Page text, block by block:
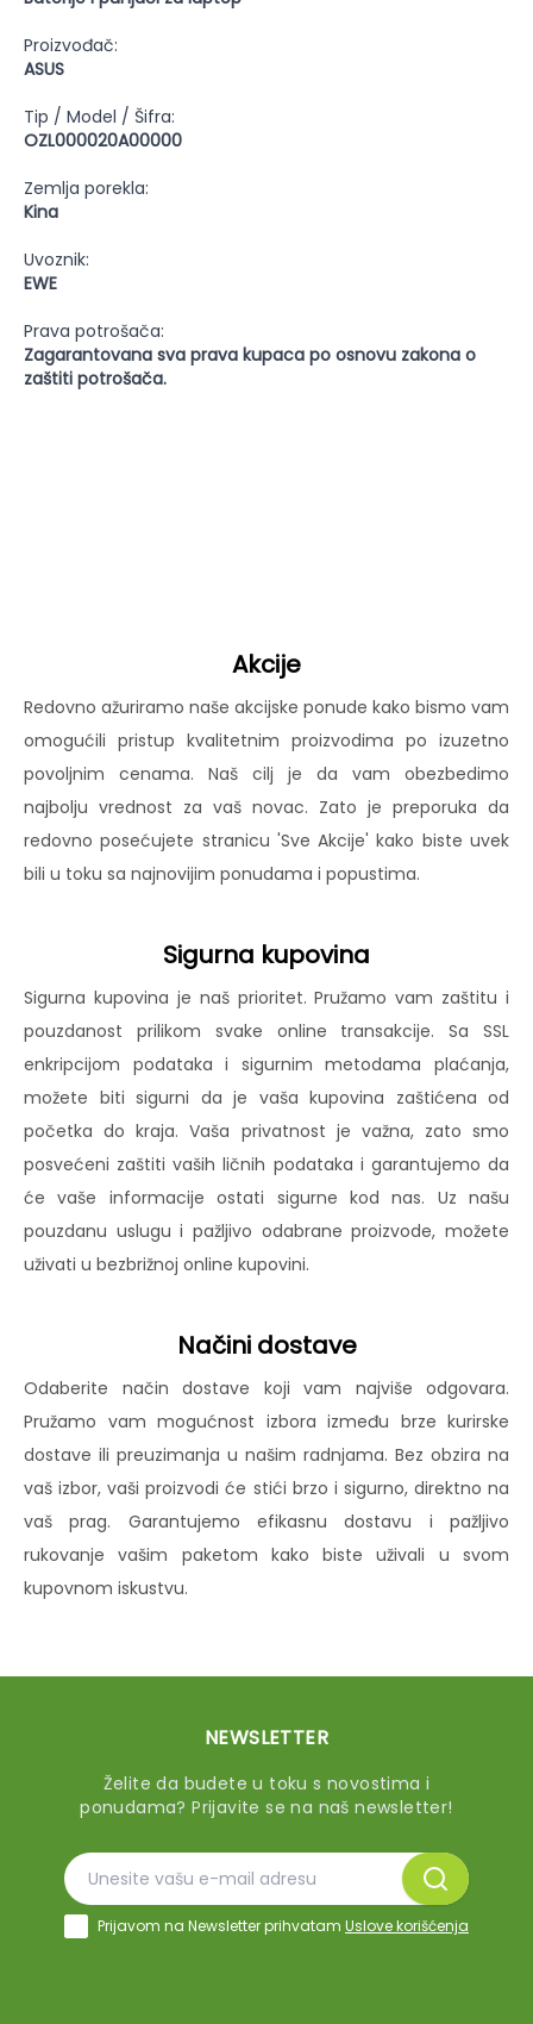
Proizvođač:
ASUS
Tip / Model / Šifra:
OZL000020A00000
Zemlja porekla:
Kina
Uvoznik:
EWE
Prava potrošača:
Zagarantovana sva prava kupaca po osnovu zakona o
zaštiti potrošača.
Akcije
Redovno ažuriramo naše akcijske ponude kako bismo vam
omogućili pristup kvalitetnim proizvodima po izuzetno
povoljnim cenama. Naš cilj je da vam obezbedimo
najbolju vrednost za vaš novac. Zato je preporuka da
redovno posećujete stranicu 'Sve Akcije' kako biste uvek
bili u toku sa najnovijim ponudama i popustima.
Sigurna kupovina
Sigurna kupovina je naš prioritet. Pružamo vam zaštitu i
pouzdanost prilikom svake online transakcije. Sa SSL
enkripcijom podataka i sigurnim metodama plaćanja,
možete biti sigurni da je vaša kupovina zaštićena od
početka do kraja. Vaša privatnost je važna, zato smo
posvećeni zaštiti vaših ličnih podataka i garantujemo da
će vaše informacije ostati sigurne kod nas. Uz našu
pouzdanu uslugu i pažljivo odabrane proizvode, možete
uživati u bezbrižnoj online kupovini.
Načini dostave
Odaberite način dostave koji vam najviše odgovara.
Pružamo vam mogućnost izbora između brze kurirske
dostave ili preuzimanja u našim radnjama. Bez obzira na
vaš izbor, vaši proizvodi će stići brzo i sigurno, direktno na
vaš prag. Garantujemo efikasnu dostavu i pažljivo
rukovanje vašim paketom kako biste uživali u svom
kupovnom iskustvu.
NEWSLETTER
Želite da budete u toku s novostima i
ponudama? Prijavite se na naš newsletter!
Prijavom na Newsletter prihvatam Uslove korišćenja